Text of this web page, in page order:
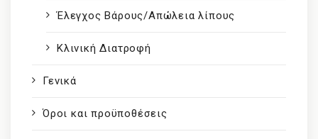
Έλεγχος Βάρους/Απώλεια λίπους
Κλινική Διατροφή
Γενικά
Όροι και προϋποθέσεις